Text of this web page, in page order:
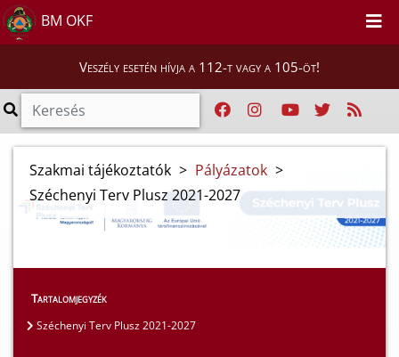
BM OKF
Veszély esetén hívja a 112-t vagy a 105-öt!
Szakmai tájékoztatók > Pályázatok >
Széchenyi Terv Plusz 2021-2027
Tartalomjegyzék
Széchenyi Terv Plusz 2021-2027